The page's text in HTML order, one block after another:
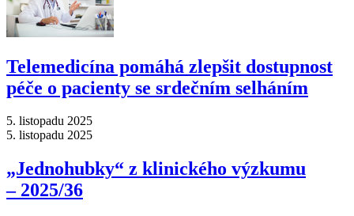
Telemedicína pomáhá zlepšit dostupnost
péče o pacienty se srdečním selháním
5. listopadu 2025
5. listopadu 2025
„Jednohubky“ z klinického výzkumu
–⁠ 2025/36